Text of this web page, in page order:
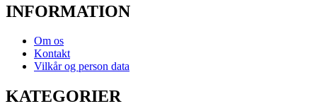
INFORMATION
Om os
Kontakt
Vilkår og person data
KATEGORIER